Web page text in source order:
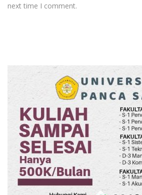
next time I comment.